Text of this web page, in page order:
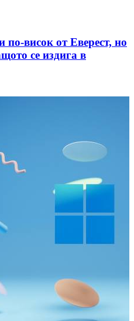
по-висок от Еверест, но
се издига в